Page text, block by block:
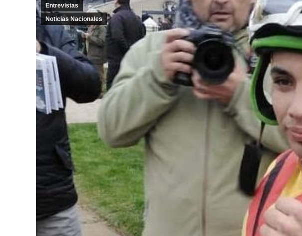
Entrevistas
Noticias Nacionales